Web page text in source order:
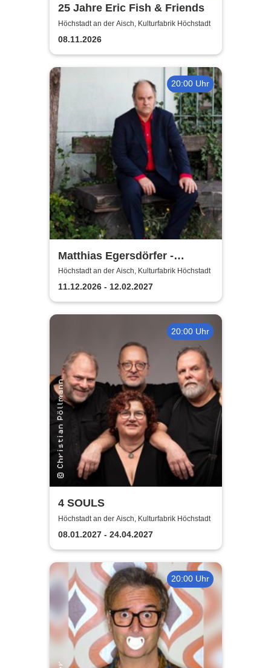
25 Jahre Eric Fish & Friends
Höchstadt an der Aisch, Kulturfabrik Höchstadt
08.11.2026
20:00 Uhr
Matthias Egersdörfer -
langsam
Höchstadt an der Aisch, Kulturfabrik Höchstadt
11.12.2026 - 12.02.2027
20:00 Uhr
4 SOULS
Höchstadt an der Aisch, Kulturfabrik Höchstadt
08.01.2027 - 24.04.2027
20:00 Uhr